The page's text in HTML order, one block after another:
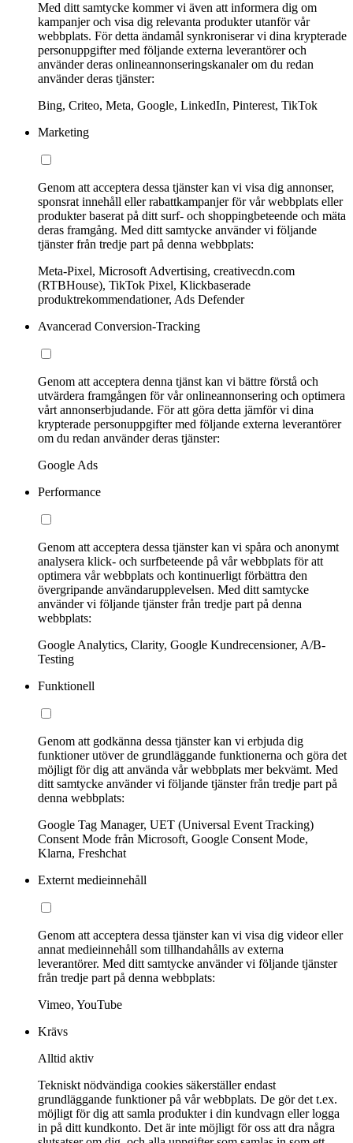
Med ditt samtycke kommer vi även att informera dig om
kampanjer och visa dig relevanta produkter utanför vår
webbplats. För detta ändamål synkroniserar vi dina krypterade
personuppgifter med följande externa leverantörer och
använder deras onlineannonseringskanaler om du redan
använder deras tjänster:
Bing, Criteo, Meta, Google, LinkedIn, Pinterest, TikTok
Marketing
Genom att acceptera dessa tjänster kan vi visa dig annonser,
sponsrat innehåll eller rabattkampanjer för vår webbplats eller
produkter baserat på ditt surf- och shoppingbeteende och mäta
deras framgång. Med ditt samtycke använder vi följande
tjänster från tredje part på denna webbplats:
Meta-Pixel, Microsoft Advertising, creativecdn.com
(RTBHouse), TikTok Pixel, Klickbaserade
produktrekommendationer, Ads Defender
Avancerad Conversion-Tracking
Genom att acceptera denna tjänst kan vi bättre förstå och
utvärdera framgången för vår onlineannonsering och optimera
vårt annonserbjudande. För att göra detta jämför vi dina
krypterade personuppgifter med följande externa leverantörer
om du redan använder deras tjänster:
Google Ads
Performance
Genom att acceptera dessa tjänster kan vi spåra och anonymt
analysera klick- och surfbeteende på vår webbplats för att
optimera vår webbplats och kontinuerligt förbättra den
övergripande användarupplevelsen. Med ditt samtycke
använder vi följande tjänster från tredje part på denna
webbplats:
Google Analytics, Clarity, Google Kundrecensioner, A/B-
Testing
Funktionell
Genom att godkänna dessa tjänster kan vi erbjuda dig
funktioner utöver de grundläggande funktionerna och göra det
möjligt för dig att använda vår webbplats mer bekvämt. Med
ditt samtycke använder vi följande tjänster från tredje part på
denna webbplats:
Google Tag Manager, UET (Universal Event Tracking)
Consent Mode från Microsoft, Google Consent Mode,
Klarna, Freshchat
Externt medieinnehåll
Genom att acceptera dessa tjänster kan vi visa dig videor eller
annat medieinnehåll som tillhandahålls av externa
leverantörer. Med ditt samtycke använder vi följande tjänster
från tredje part på denna webbplats:
Vimeo, YouTube
Krävs
Alltid aktiv
Tekniskt nödvändiga cookies säkerställer endast
grundläggande funktioner på vår webbplats. De gör det t.ex.
möjligt för dig att samla produkter i din kundvagn eller logga
in på ditt kundkonto. Det är inte möjligt för oss att dra några